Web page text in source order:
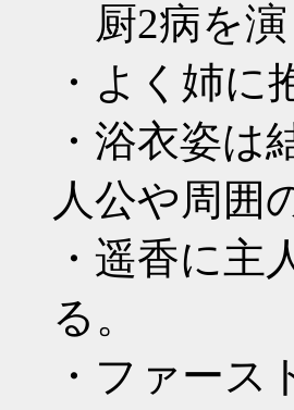
厨2病を演
・よく姉に
・浴衣姿
人公や周囲
・遥香に
る。
・ファー